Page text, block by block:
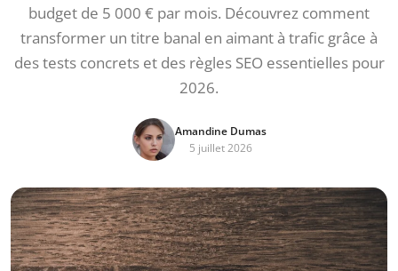
budget de 5 000 € par mois. Découvrez comment
transformer un titre banal en aimant à trafic grâce à
des tests concrets et des règles SEO essentielles pour
2026.
Amandine Dumas
5 juillet 2026